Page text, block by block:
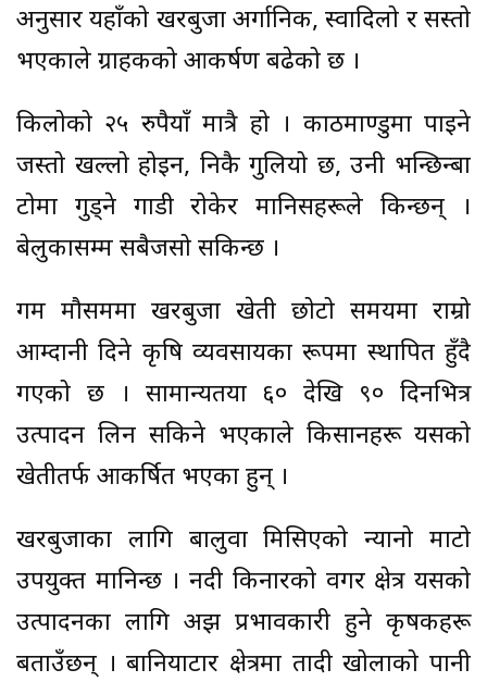
अनुसार यहाँको खरबुजा अर्गानिक, स्वादिलो र सस्तो
भएकाले ग्राहकको आकर्षण बढेको छ ।
किलोको २५ रुपैयाँ मात्रै हो । काठमाण्डुमा पाइने
जस्तो खल्लो होइन, निकै गुलियो छ, उनी भन्छिन्बा
टोमा गुड्ने गाडी रोकेर मानिसहरूले किन्छन् ।
बेलुकासम्म सबैजसो सकिन्छ ।
गर्मी मौसममा खरबुजा खेती छोटो समयमा राम्रो
आम्दानी दिने कृषि व्यवसायका रूपमा स्थापित हुँदै
गएको छ । सामान्यतया ६० देखि ९० दिनभित्र
उत्पादन लिन सकिने भएकाले किसानहरू यसको
खेतीतर्फ आकर्षित भएका हुन् ।
खरबुजाका लागि बालुवा मिसिएको न्यानो माटो
उपयुक्त मानिन्छ । नदी किनारको वगर क्षेत्र यसको
उत्पादनका लागि अझ प्रभावकारी हुने कृषकहरू
बताउँछन् । बानियाटार क्षेत्रमा तादी खोलाको पानी